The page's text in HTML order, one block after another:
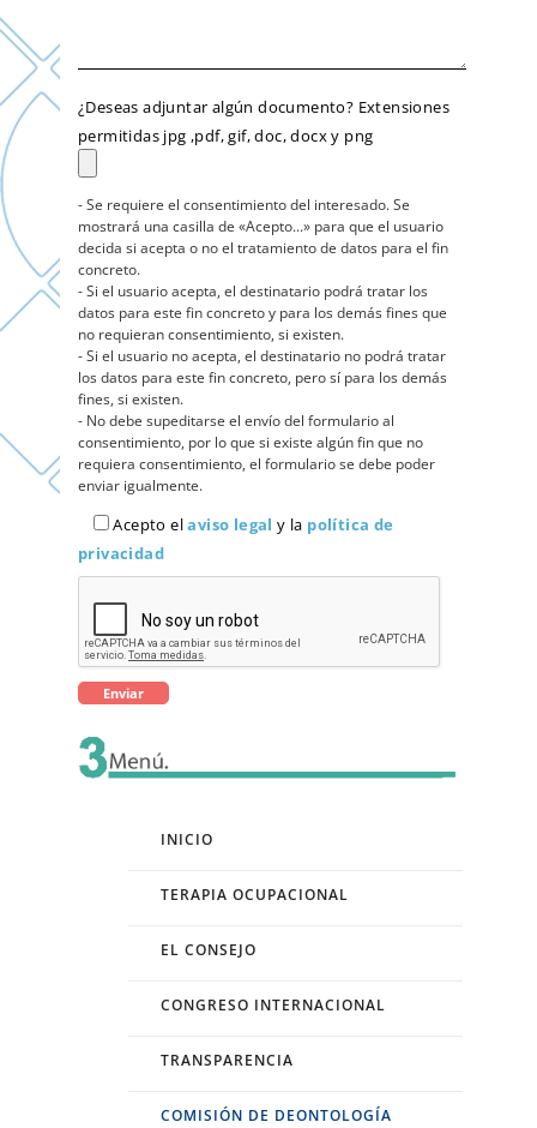
¿Deseas adjuntar algún documento? Extensiones
permitidas jpg ,pdf, gif, doc, docx y png
- Se requiere el consentimiento del interesado. Se
mostrará una casilla de «Acepto...» para que el usuario
decida si acepta o no el tratamiento de datos para el fin
concreto.
- Si el usuario acepta, el destinatario podrá tratar los
datos para este fin concreto y para los demás fines que
no requieran consentimiento, si existen.
- Si el usuario no acepta, el destinatario no podrá tratar
los datos para este fin concreto, pero sí para los demás
fines, si existen.
- No debe supeditarse el envío del formulario al
consentimiento, por lo que si existe algún fin que no
requiera consentimiento, el formulario se debe poder
enviar igualmente.
Acepto elaviso legaly la política de
privacidad
INICIO
TERAPIA OCUPACIONAL
EL CONSEJO
CONGRESO INTERNACIONAL
TRANSPARENCIA
COMISIÓN DE DEONTOLOGÍA